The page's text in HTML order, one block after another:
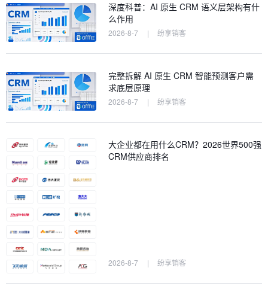
深度科普：AI 原生 CRM 语义层架构有什
么作用
2026-8-7 | 纷享销客
完整拆解 AI 原生 CRM 智能预测客户需
求底层原理
2026-8-7 | 纷享销客
大企业都在用什么CRM？2026世界500强
CRM供应商排名
2026-8-7 | 纷享销客